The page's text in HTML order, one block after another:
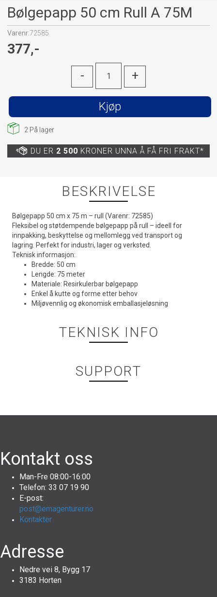
Bølgepapp 50 cm Rull A 75M
Varenr:72585
377,-
- +
Kjøp
2 På lager
DU ER 2 500 KRONER UNNA Å FÅ FRI FRAKT*
BESKRIVELSE
Bølgepapp 50 cm x 75 m – rull (Varenr: 72585)
Fleksibel og støtdempende bølgepapp på rull – ideell for
innpakking, beskyttelse og mellomlegg ved transport og
lagring. Perfekt for industri, lager og verksted.
Teknisk informasjon:
Bredde: 50 cm
Lengde: 75 meter
Materiale: Resirkulerbar bølgepapp
Enkel å kutte og forme etter behov
Miljøvennlig og økonomisk emballasjeløsning
TEKNISK INFO
SUPPORT
Kontakt oss
Man-Fre 08:00-16:00
Telefon: 33 07 19 90
E-post:
post@emagenturer.no
Kontakter
Adresse
Nedre vei 8, Bygg 17
3183 Horten